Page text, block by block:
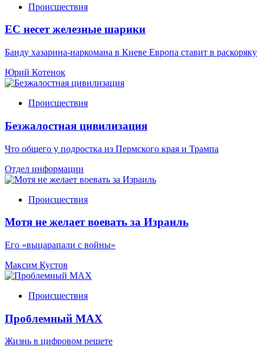
Происшествия
ЕС несет железные шарики
Банду хазарина-наркомана в Киеве Европа ставит в раскоряку
Юрий Котенок
Происшествия
Безжалостная цивилизация
Что общего у подростка из Пермского края и Трампа
Отдел информации
Происшествия
Мотя не желает воевать за Израиль
Его «выцарапали с войны»
Максим Кустов
Происшествия
Проблемный МАХ
Жизнь в цифровом решете